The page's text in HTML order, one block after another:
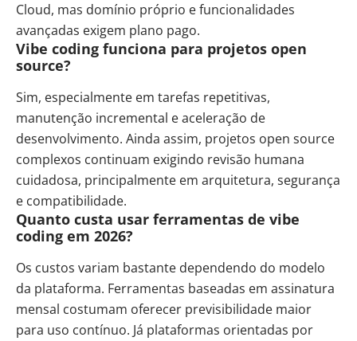
Cloud, mas domínio próprio e funcionalidades
avançadas exigem plano pago.
Vibe coding funciona para projetos open
source?
Sim, especialmente em tarefas repetitivas,
manutenção incremental e aceleração de
desenvolvimento. Ainda assim, projetos open source
complexos continuam exigindo revisão humana
cuidadosa, principalmente em arquitetura, segurança
e compatibilidade.
Quanto custa usar ferramentas de vibe
coding em 2026?
Os custos variam bastante dependendo do modelo
da plataforma. Ferramentas baseadas em assinatura
mensal costumam oferecer previsibilidade maior
para uso contínuo. Já plataformas orientadas por